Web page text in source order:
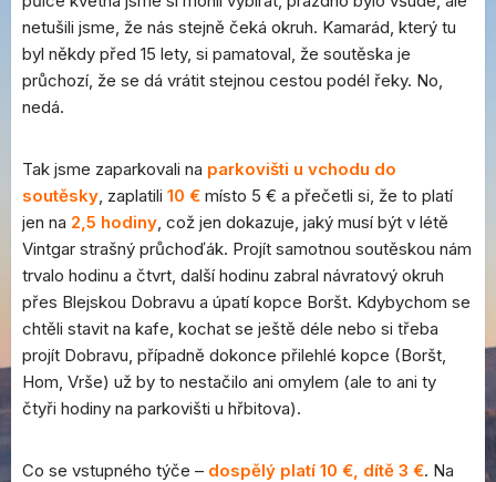
netušili jsme, že nás stejně čeká okruh. Kamarád, který tu
byl někdy před 15 lety, si pamatoval, že soutěska je
průchozí, že se dá vrátit stejnou cestou podél řeky. No,
nedá.
Tak jsme zaparkovali na parkovišti u vchodu do
soutěsky, zaplatili 10 € místo 5 € a přečetli si, že to platí
jen na 2,5 hodiny, což jen dokazuje, jaký musí být v létě
Vintgar strašný průchoďák. Projít samotnou soutěskou nám
trvalo hodinu a čtvrt, další hodinu zabral návratový okruh
přes Blejskou Dobravu a úpatí kopce Boršt. Kdybychom se
chtěli stavit na kafe, kochat se ještě déle nebo si třeba
projít Dobravu, případně dokonce přilehlé kopce (Boršt,
Hom, Vrše) už by to nestačilo ani omylem (ale to ani ty
čtyři hodiny na parkovišti u hřbitova).
Co se vstupného týče – dospělý platí 10 €, dítě 3 €. Na